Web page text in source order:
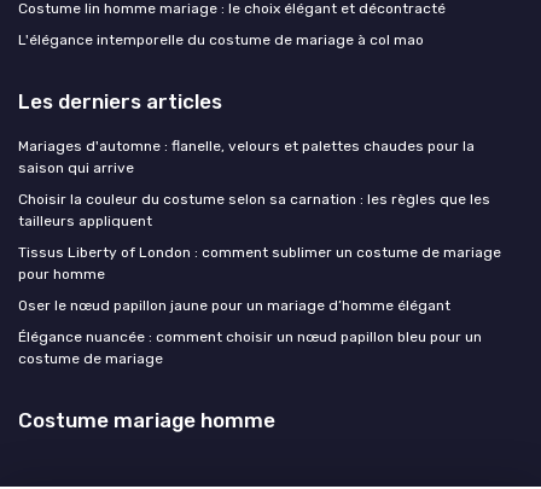
Costume lin homme mariage : le choix élégant et décontracté
L'élégance intemporelle du costume de mariage à col mao
Les derniers articles
Mariages d'automne : flanelle, velours et palettes chaudes pour la
saison qui arrive
Choisir la couleur du costume selon sa carnation : les règles que les
tailleurs appliquent
Tissus Liberty of London : comment sublimer un costume de mariage
pour homme
Oser le nœud papillon jaune pour un mariage d’homme élégant
Élégance nuancée : comment choisir un nœud papillon bleu pour un
costume de mariage
Costume mariage homme